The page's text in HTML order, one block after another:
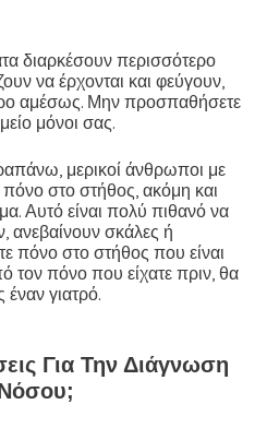
διαρκέσουν περισσότερο
να έρχονται και φεύγουν,
αμέσως. Μην προσπαθήσετε
μόνοι σας.
μερικοί άνθρωποι με
στο στήθος, ακόμη και
Αυτό είναι πολύ πιθανό να
ανεβαίνουν σκάλες ή
πόνο στο στήθος που είναι
τον πόνο που είχατε πριν, θα
γιατρό.
Για Την Διάγνωση